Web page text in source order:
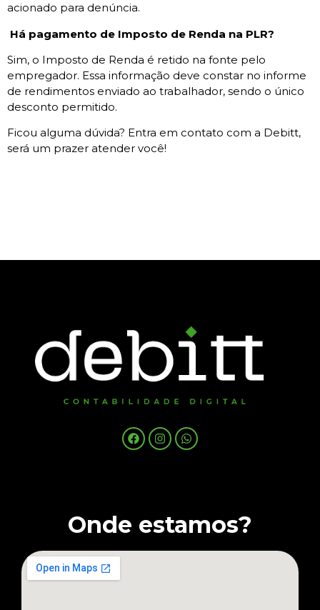
acionado para denúncia.
Há pagamento de Imposto de Renda na PLR?
Sim, o Imposto de Renda é retido na fonte pelo
empregador. Essa informação deve constar no informe
de rendimentos enviado ao trabalhador, sendo o único
desconto permitido.
Ficou alguma dúvida? Entra em contato com a Debitt,
será um prazer atender você!
Onde estamos?